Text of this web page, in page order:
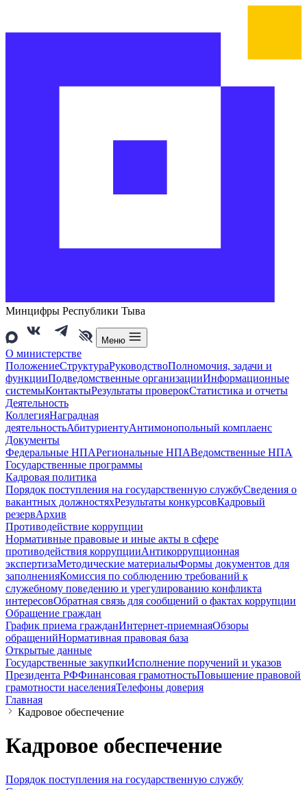
Минцифры Республики Тыва
Меню
О министерстве
ПоложениеСтруктураРуководствоПолномочия, задачи и
функцииПодведомственные организацииИнформационные
системыКонтактыРезультаты проверокСтатистика и отчеты
Деятельность
КоллегияНаградная
деятельностьАбитуриентуАнтимонопольный комплаенс
Документы
Федеральные НПАРегиональные НПАВедомственные НПА
Государственные программы
Кадровая политика
Порядок поступления на государственную службуСведения о
вакантных должностяхРезультаты конкурсовКадровый
резервАрхив
Противодействие коррупции
Нормативные правовые и иные акты в сфере
противодействия коррупцииАнтикоррупционная
экспертизаМетодические материалыФормы документов для
заполненияКомиссия по соблюдению требований к
служебному поведению и урегулированию конфликта
интересовОбратная связь для сообщений о фактах коррупции
Обращение граждан
График приема гражданИнтернет-приемнаяОбзоры
обращенийНормативная правовая база
Открытые данные
Государственные закупкиИсполнение поручений и указов
Президента РФФинансовая грамотностьПовышение правовой
грамотности населенияТелефоны доверия
Главная
Кадровое обеспечение
Кадровое обеспечение
Порядок поступления на государственную службу